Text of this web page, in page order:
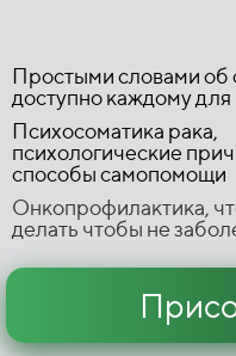
Простыми словами об
доступно каждому
Психосоматика рака,
психологические
способы самопомощи
Онкопрофилактика,
делать чтобы не